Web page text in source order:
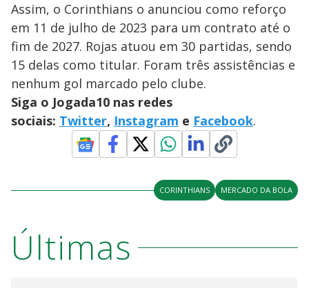
Assim, o Corinthians o anunciou como reforço
em 11 de julho de 2023 para um contrato até o
fim de 2027. Rojas atuou em 30 partidas, sendo
15 delas como titular. Foram três assistências e
nenhum gol marcado pelo clube.
Siga o Jogada10 nas redes
sociais: Twitter, Instagram e Facebook.
CORINTHIANS MERCADO DA BOLA
Últimas